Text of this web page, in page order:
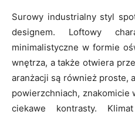
Surowy industrialny styl
designem. Loftowy
minimalistyczne w formie
wnętrza, a także otwiera
aranżacji są również proste,
powierzchniach, znakomicie
ciekawe kontrasty.